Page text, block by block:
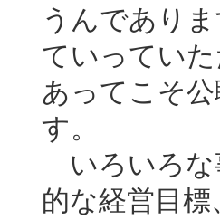
うんであり
ていってい
あってこそ
す。
いろいろな
的な経営目